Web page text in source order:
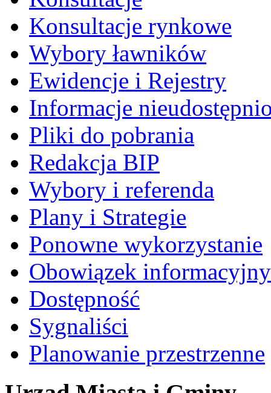
Konsultacje rynkowe
Wybory ławników
Ewidencje i Rejestry
Informacje
Pliki do pobrania
Redakcja BIP
Wybory i referenda
Plany i Strategie
Ponowne wykorzystanie
Obowiązek informacyjny
Dostępność
Sygnaliści
Planowanie przestrzenne